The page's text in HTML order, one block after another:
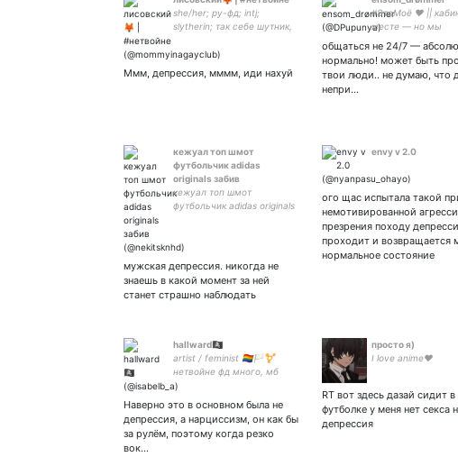
she/her; ру-фд; intj;
slytherin; так себе шутник,
Пчёлкину
Ммм, депрессия, мммм, иди нахуй
#ЭтоМоё ❤️ ||
месте — но мы
восстановимся!
общаться не 24/7 —
нормально! может быть
твои люди.. не думаю, что
непри…
кежуал топ шмот
футбольчик adidas
originals забив
кежуал топ шмот
футбольчик adidas originals
company бумбэп юкей
тонировка не
преступление
мужская депрессия. никогда не
знаешь в какой момент за ней
станет страшно наблюдать
envy v 2.0
ого щас испытала такой
немотивированной
презрения походу
проходит и возвращается
нормальное состояние
hallward🏴‍☠️
artist / feminist 🏳️‍🌈🏳️‍⚧️
нетвойне фд много, мб
сделаю закреп
Наверно это в основном была не
депрессия, а нарциссизм, он как бы
за рулём, поэтому когда резко
вок…
просто я)
I love anime❤
RT вот здесь дазай сидит в
футболке у меня нет секса
депрессия